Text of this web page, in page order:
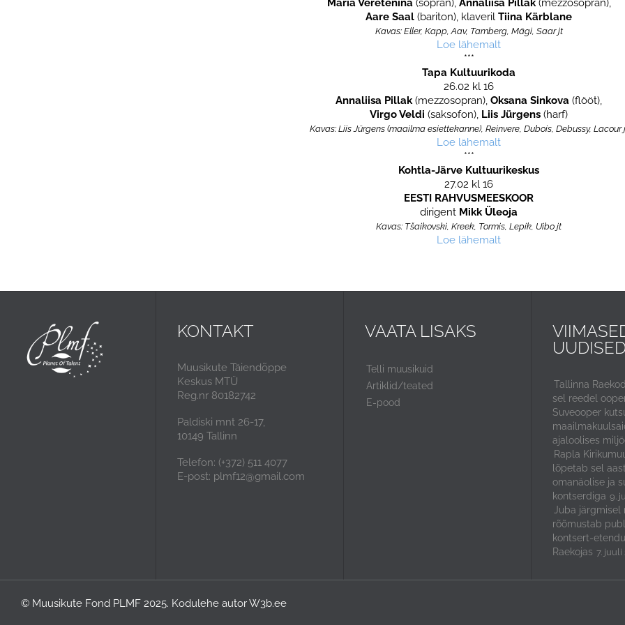
Maria Veretenina(sopran), Annaliisa Pillak(mezzosopran),
Aare Saal (bariton), klaveril Tiina Kärblane
Kavas: Eller, Kapp, Aav, Tamberg, Mägi, Saar jt
Loe lähemalt
***
Tapa Kultuurikoda
26.02 kl 16
Annaliisa Pillak(mezzosopran), Oksana Sinkova (flööt),
Virgo Veldi (saksofon), Liis Jürgens (harf)
Kavas: Liis Jürgens (maailma esiettekanne), Reinvere, Dubois, Debussy, Lacour
Loe lähemalt
***
Kohtla-Järve Kultuurikeskus
27.02 kl 16
EESTI RAHVUSMEESKOOR
dirigent Mikk Üleoja
Kavas: Tšaikovski, Kreek, Tormis, Lepik, Uibo jt
Loe lähemalt
KONTAKT
Muusikute Täiendõppe
Keskus MTÜ
Reg.nr 80182742
Paldiski mnt 26-17,
10149 Tallinn
Telefon: (+372) 511 4077
E-post: plmf12@gmail.com
VAATA LISAKS
Telli muusikuid
Artiklid/teated
E-pood
Tallinna
sel reedel
Suveooper
ajaloolises
Rapla
lõpetab sel
omanäolise ja
kontserdiga 9.
Juba järgmisel
rõõmustab
kontsert-
Raekojas 7. juuli
© Muusikute Fond PLMF 2025. Kodulehe autorW3b.ee